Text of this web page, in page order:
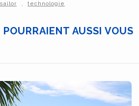
technologie
AUSSI VOUS